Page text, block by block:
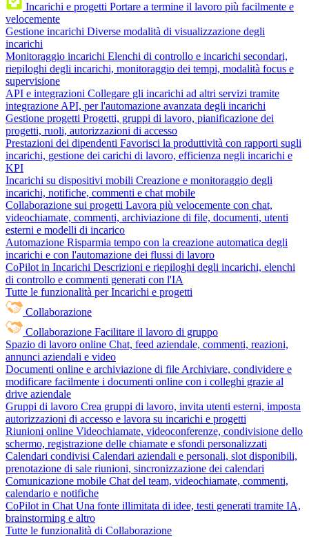
Incarichi e progetti Portare a termine il lavoro più facilmente e
velocemente
Gestione incarichi Diverse modalità di visualizzazione degli
incarichi
Monitoraggio incarichi Elenchi di controllo e incarichi secondari,
riepiloghi degli incarichi, monitoraggio dei tempi, modalità focus e
supervisione
API e integrazioni Collegare gli incarichi ad altri servizi tramite
integrazione API, per l'automazione avanzata degli incarichi
Gestione progetti Progetti, gruppi di lavoro, pianificazione dei
progetti, ruoli, autorizzazioni di accesso
Prestazioni dei dipendenti Favorisci la produttività con rapporti sugli
incarichi, gestione dei carichi di lavoro, efficienza negli incarichi e
KPI
Incarichi su dispositivi mobili Creazione e monitoraggio degli
incarichi, notifiche, commenti e chat mobile
Collaborazione sui progetti Lavora più velocemente con chat,
videochiamate, commenti, archiviazione di file, documenti, utenti
esterni e modelli di incarico
Automazione Risparmia tempo con la creazione automatica degli
incarichi e con l'automazione dei flussi di lavoro
CoPilot in Incarichi Descrizioni e riepiloghi degli incarichi, elenchi
di controllo e commenti generati con l'IA
Tutte le funzionalità per Incarichi e progetti
Collaborazione
Collaborazione Facilitare il lavoro di gruppo
Spazio di lavoro online Chat, feed aziendale, commenti, reazioni,
annunci aziendali e video
Documenti online e archiviazione di file Archiviare, condividere e
modificare facilmente i documenti online con i colleghi grazie al
drive aziendale
Gruppi di lavoro Crea gruppi di lavoro, invita utenti esterni, imposta
autorizzazioni di accesso e lavora su incarichi e progetti
Riunioni online Videochiamate, videoconferenze, condivisione dello
schermo, registrazione delle chiamate e sfondi personalizzati
Calendari condivisi Calendari aziendali e personali, slot disponibili,
prenotazione di sale riunioni, sincronizzazione dei calendari
Comunicazione mobile Chat del team, videochiamate, commenti,
calendario e notifiche
CoPilot in Chat Una fonte illimitata di idee, testi generati tramite IA,
brainstorming e altro
Tutte le funzionalità di Collaborazione